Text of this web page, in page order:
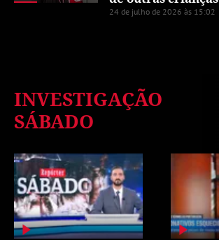
24 de julho de 2026 às 15:02
INVESTIGAÇÃO
SÁBADO